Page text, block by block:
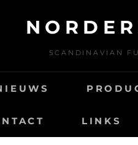
SCANDINAVIAN
LINKS